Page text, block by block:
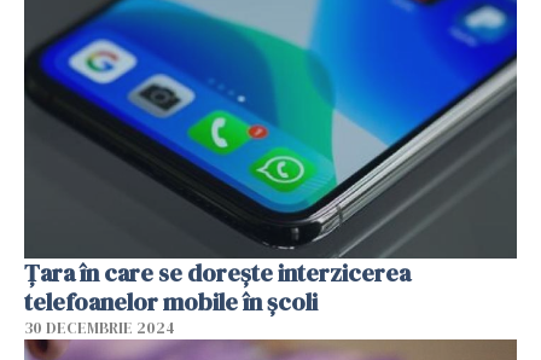
Țara în care se dorește interzicerea
telefoanelor mobile în școli
30 DECEMBRIE 2024